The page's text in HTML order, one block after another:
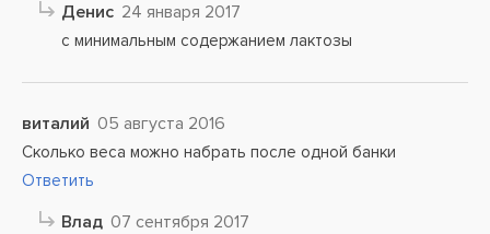
Денис 24 января 2017
с минимальным содержанием лактозы
виталий 05 августа 2016
Сколько веса можно набрать после одной банки
Ответить
Влад 07 сентября 2017